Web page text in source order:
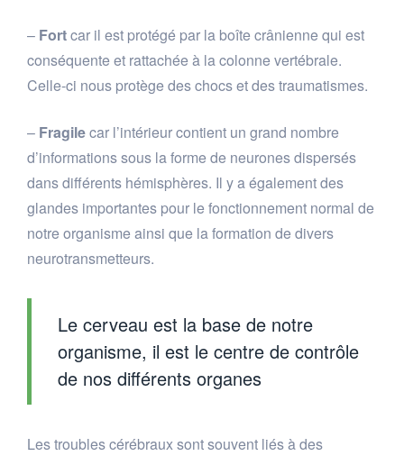
– Fortcar il est protégé par la boîte crânienne qui est
conséquente et rattachée à la colonne vertébrale.
Celle-ci nous protège des chocs et des traumatismes.
– Fragilecar l’intérieur contient un grand nombre
d’informations sous la forme de neurones dispersés
dans différents hémisphères. Il y a également des
glandes importantes pour le fonctionnement normal de
notre organisme ainsi que la formation de divers
neurotransmetteurs.
Le cerveau est la base de notre
organisme, il est le centre de contrôle
de nos différents organes
Les troubles cérébraux sont souvent liés à des